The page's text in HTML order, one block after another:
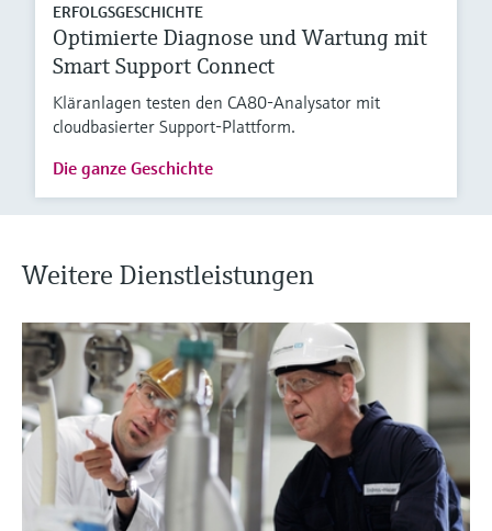
ERFOLGSGESCHICHTE
Optimierte Diagnose und Wartung mit
Smart Support Connect
Kläranlagen testen den CA80-Analysator mit
cloudbasierter Support-Plattform.
Die ganze Geschichte
Weitere Dienstleistungen